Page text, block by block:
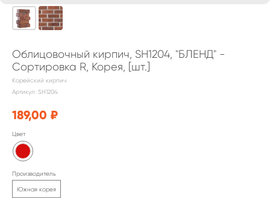
Облицовочный кирпич, SH1204, "БЛЕНД" -
Сортировка R, Корея, [шт.]
Корейский кирпич
Артикул: SH1204
189,00 ₽
Цвет
Производитель
Южная корея